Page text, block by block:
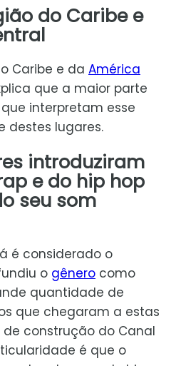
do Caribe e
Caribe e da América
que a maior parte
interpretam esse
destes lugares.
introduziram
e do hip hop
seu som
é considerado o
o gênero como
quantidade de
que chegaram a estas
construção do Canal
é que o